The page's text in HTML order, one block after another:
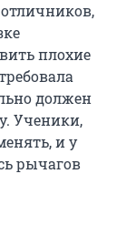
плохие
должен
Ученики,
и у
рычагов